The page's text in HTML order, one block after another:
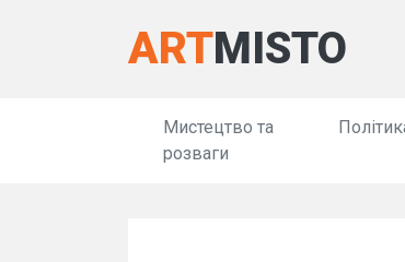
ARTMISTO
Мистецтво та
розваги